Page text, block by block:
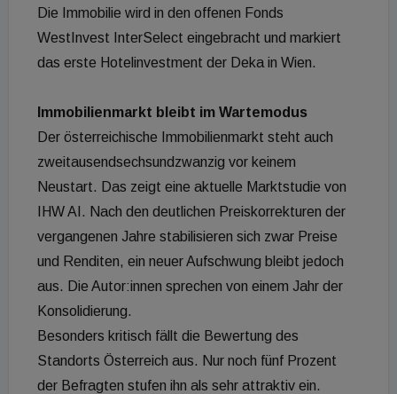
Die Immobilie wird in den offenen Fonds
WestInvest InterSelect eingebracht und markiert
das erste Hotelinvestment der Deka in Wien.
Immobilienmarkt bleibt im Wartemodus
Der österreichische Immobilienmarkt steht auch
zweitausendsechsundzwanzig vor keinem
Neustart. Das zeigt eine aktuelle Marktstudie von
IHW AI. Nach den deutlichen Preiskorrekturen der
vergangenen Jahre stabilisieren sich zwar Preise
und Renditen, ein neuer Aufschwung bleibt jedoch
aus. Die Autor:innen sprechen von einem Jahr der
Konsolidierung.
Besonders kritisch fällt die Bewertung des
Standorts Österreich aus. Nur noch fünf Prozent
der Befragten stufen ihn als sehr attraktiv ein.